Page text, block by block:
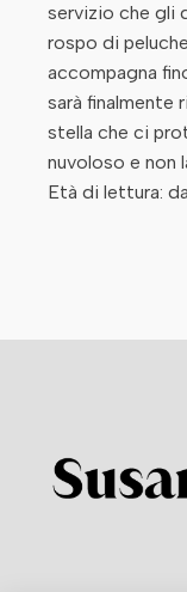
servizio che gli
rospo di
accompagna
sarà finalmente
stella che ci
nuvoloso e non
Età di lettura: da